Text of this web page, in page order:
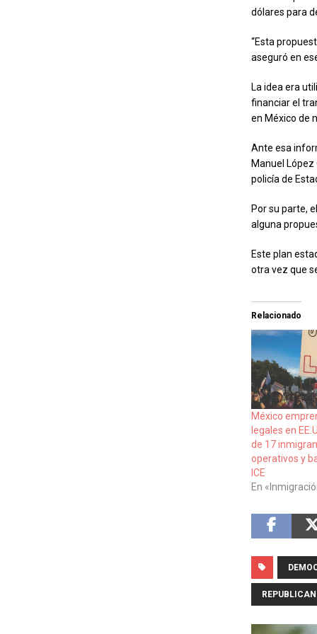
dólares para
“Esta
aseguró en
La idea era
financiar el
en México de
Ante esa
Manuel
policía de
Por su parte,
alguna
Este plan
otra vez que
Relacionado
México
legales en
de 17
operativos y
ICE
En